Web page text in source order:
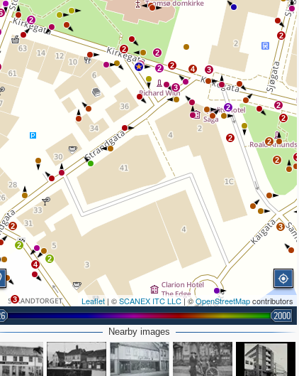
2
2
3
2
2
2
4
2
2 4
3
2
2
3
2
2
2
2
2
2
2
3
2
3
Leaflet | ©SCANEX ITC LLC| ©OpenStreetMapcontributors
2000
Nearby images